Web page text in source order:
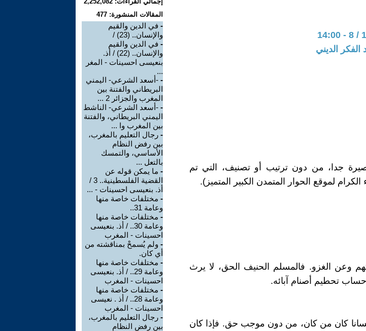
الفكر الديني
جدا، من دون ترتيب أو تصنيف، التي تم
لموقع الحوار المتمدن الكبير المتميز).
وعن الغزو. فالمسلم الحنيف الحق، لا يرث
تحطيم أصنام آبائه.
كان من كان، من دون موجب حق. فإذا كان
المقالات المنشورة: 477
- في الدين والقيم
والإنسان.. (23) /
- في الدين والقيم
والإنسان.. (22) / أذ.
بنعيسى احسينات - المغر
...
- -أسعد الشرعي- اليمني
البريطاني والفتنة بين
المغرب والجزائر 2 ...
- -أسعد الشرعي- الناشط
اليمني البريطاني، والفتنة
بين المغرب وا ...
- رجال التعليم بالمغرب،
بين رفض النظام
الأساسي، والتمسك
بالتعل ...
- ما يمكن قوله عن
القضية الفلسطينية.. 3 /
أذ. بنعيسى احسينات - ...
- مختلفات خاصة منها
وعامة 31..
- مختلفات خاصة منها
وعامة 30.. / أذ. بنعيسى
احسينات - المغرب
- ولم يُسمحْ بمناقشته من
أي كان.
- مختلفات خاصة منها
وعامة 29.. / أذ. بنعيسى
احسينات - المغرب
- مختلفات خاصة منها
وعامة 28.. / أذ . نعيسى
احسينات - المغرب
- رجال التعليم بالمغرب،
بين رفض النظام